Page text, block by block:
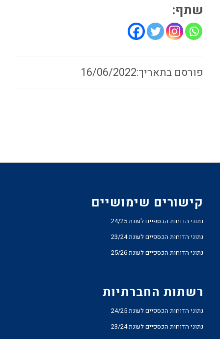
שתף:
16/06/2022
קישורים שימושיים
נתוני הדוחות הכספיים לעונת 24/25
נתוני הדוחות הכספיים לעונת 23/24
נתוני הדוחות הכספיים לעונת 25/26
רשתות החברתיות
נתוני הדוחות הכספיים לעונת 24/25
נתוני הדוחות הכספיים לעונת 23/24